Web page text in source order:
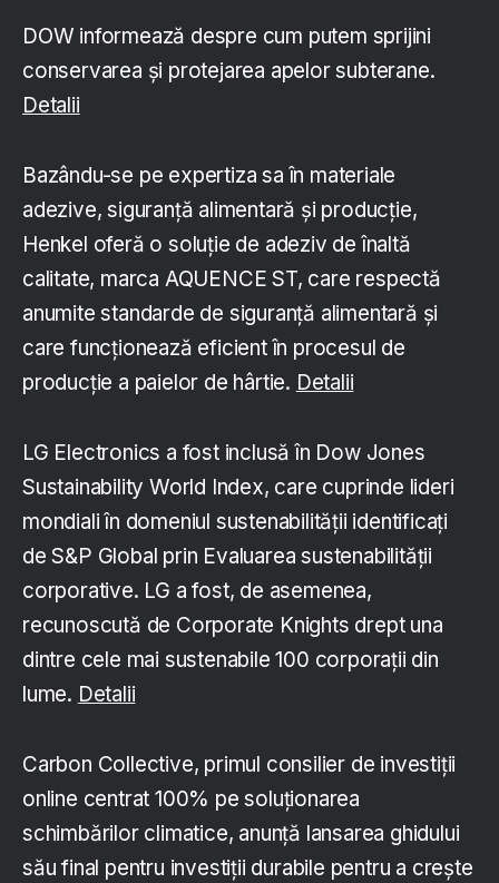
DOW informează despre cum putem sprijini
conservarea și protejarea apelor subterane.
Detalii
Bazându-se pe expertiza sa în materiale
adezive, siguranță alimentară și producție,
Henkel oferă o soluție de adeziv de înaltă
calitate, marca AQUENCE ST, care respectă
anumite standarde de siguranță alimentară și
care funcționează eficient în procesul de
producție a paielor de hârtie. Detalii
LG Electronics a fost inclusă în Dow Jones
Sustainability World Index, care cuprinde lideri
mondiali în domeniul sustenabilității identificați
de S&P Global prin Evaluarea sustenabilității
corporative. LG a fost, de asemenea,
recunoscută de Corporate Knights drept una
dintre cele mai sustenabile 100 corporații din
lume. Detalii
Carbon Collective, primul consilier de investiții
online centrat 100% pe soluționarea
schimbărilor climatice, anunță lansarea ghidului
său final pentru investiții durabile pentru a crește